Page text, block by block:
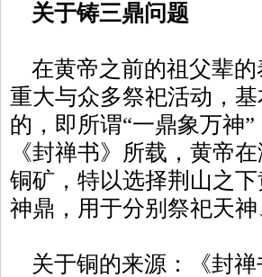
关于铸三鼎问题
在黄帝之前的祖父辈的
重大与众多祭祀活动，
的，即所谓“一鼎象万神
《封禅书》所载，黄帝
铜矿，特以选择荆山之
神鼎，用于分别祭祀天
关于铜的来源：《封禅